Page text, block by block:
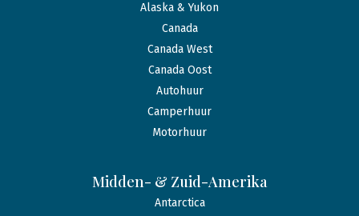
Alaska & Yukon
Canada
Canada West
Canada Oost
Autohuur
Camperhuur
Motorhuur
Midden- & Zuid-Amerika
Antarctica